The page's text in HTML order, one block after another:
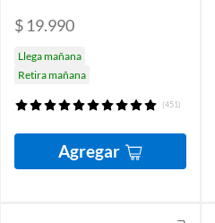
$ 19.990
Llega mañana
Retira mañana
(451)
Agregar